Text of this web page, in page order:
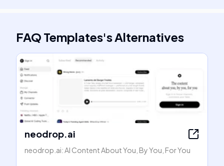
FAQ Templates'sAlternatives
neodrop.ai
neodrop.ai: AI Content About You, By You, For You